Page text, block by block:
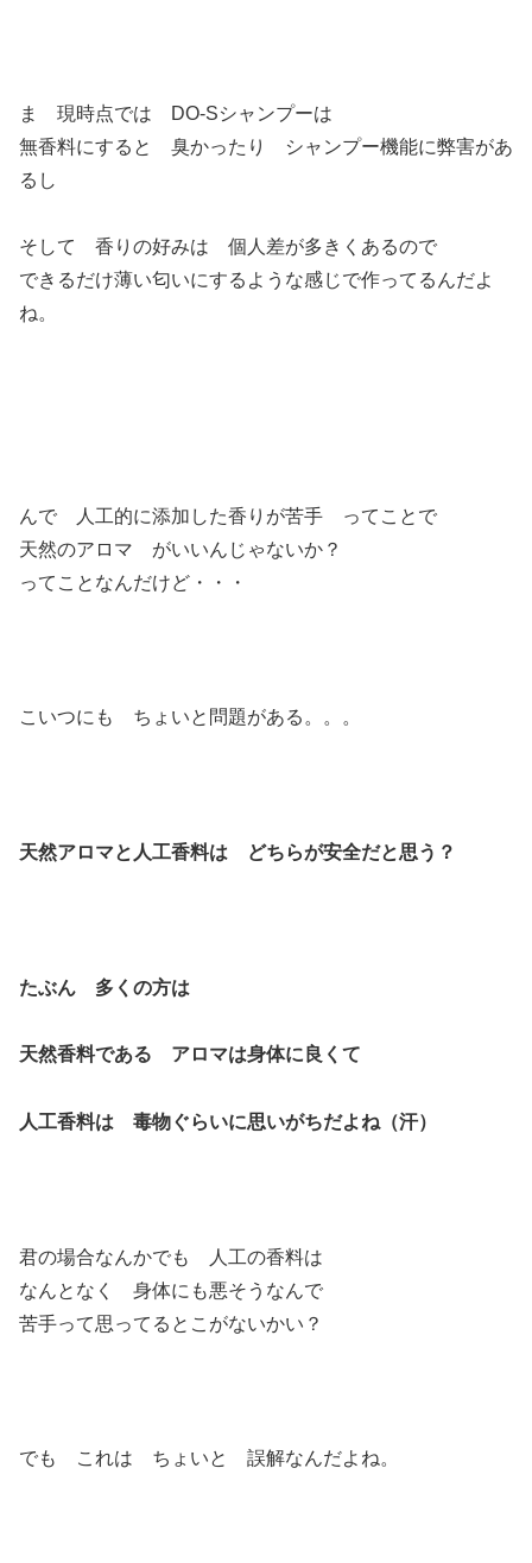
ま 現時点では DO-Sシャンプーは
無香料にすると 臭かったり シャンプー機能に弊害があ
るし
そして 香りの好みは 個人差が多きくあるので
できるだけ薄い匂いにするような感じで作ってるんだよ
ね。
んで 人工的に添加した香りが苦手 ってことで
天然のアロマ がいいんじゃないか？
ってことなんだけど・・・
こいつにも ちょいと問題がある。。。
天然アロマと人工香料は どちらが安全だと思う？
たぶん 多くの方は
天然香料である アロマは身体に良くて
人工香料は 毒物ぐらいに思いがちだよね（汗）
君の場合なんかでも 人工の香料は
なんとなく 身体にも悪そうなんで
苦手って思ってるとこがないかい？
でも これは ちょいと 誤解なんだよね。